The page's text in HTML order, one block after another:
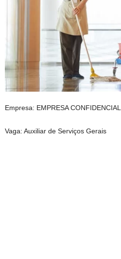
Empresa: EMPRESA CONFIDENCIAL
Vaga: Auxiliar de Serviços Gerais